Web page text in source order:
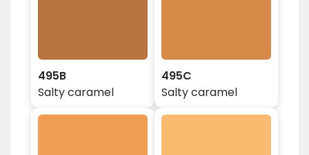
495B
Salty caramel
495C
Salty caramel